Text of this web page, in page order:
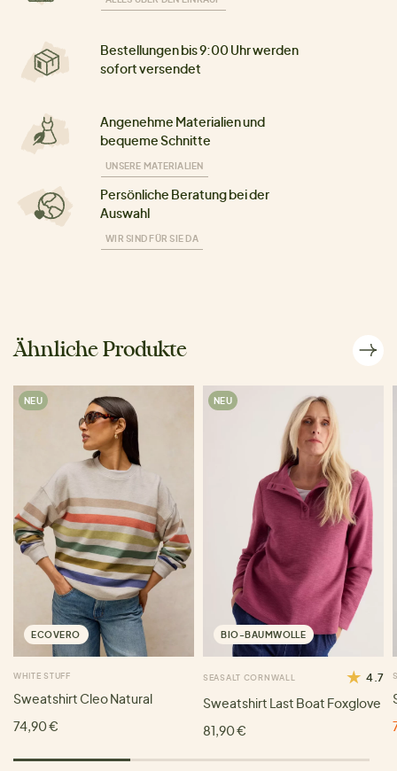
Bestellungen bis 9:00 Uhr werden
sofort versendet
Angenehme Materialien und
bequeme Schnitte
UNSERE MATERIALIEN
Persönliche Beratung bei der
Auswahl
WIR SIND FÜR SIE DA
Ähnliche Produkte
NEU
ECOVERO
WHITE STUFF
Sweatshirt Cleo Natural
74,90 €
NEU
BIO-BAUMWOLLE
SEASALT CORNWALL 4.7
Sweatshirt Last Boat Foxglove
81,90 €